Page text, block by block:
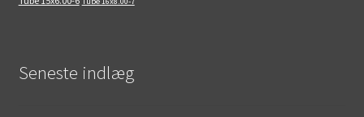
Seneste indlæg